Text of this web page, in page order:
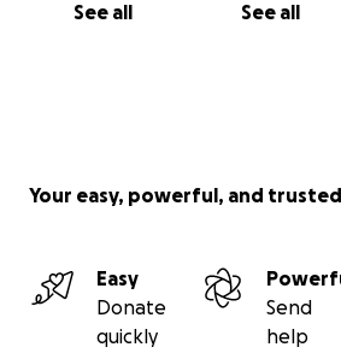
See all See all
Your easy, powerful, and
Easy
Donate
quickly
Send
help